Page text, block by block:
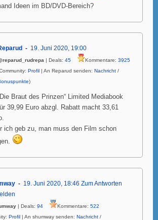
Ideen im BD/DVD-Bereich?
19. Juni 2020, 19:00
| Deals: 45 Kommentare: 3925
Profil | An Reparud senden: Nachricht /
)
Braut des Prinzen“ Limited Mediabook
39,99 Euro abzgl. Rabatt macht 33,61
ich geb zu, man muss den Film schon
19. Juni 2020, 18:46 Zum Antworten
| Deals: 94 Kommentare: 522
Profil | An shumway senden: Nachricht /